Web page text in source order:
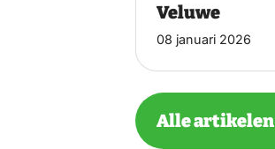
Veluwe
08 januari 2026
Alle artikelen